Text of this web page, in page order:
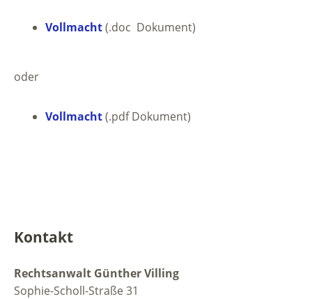
Vollmacht(.doc Dokument)
oder
Vollmacht(.pdf Dokument)
Kontakt
Rechtsanwalt Günther Villing
Sophie-Scholl-Straße 31